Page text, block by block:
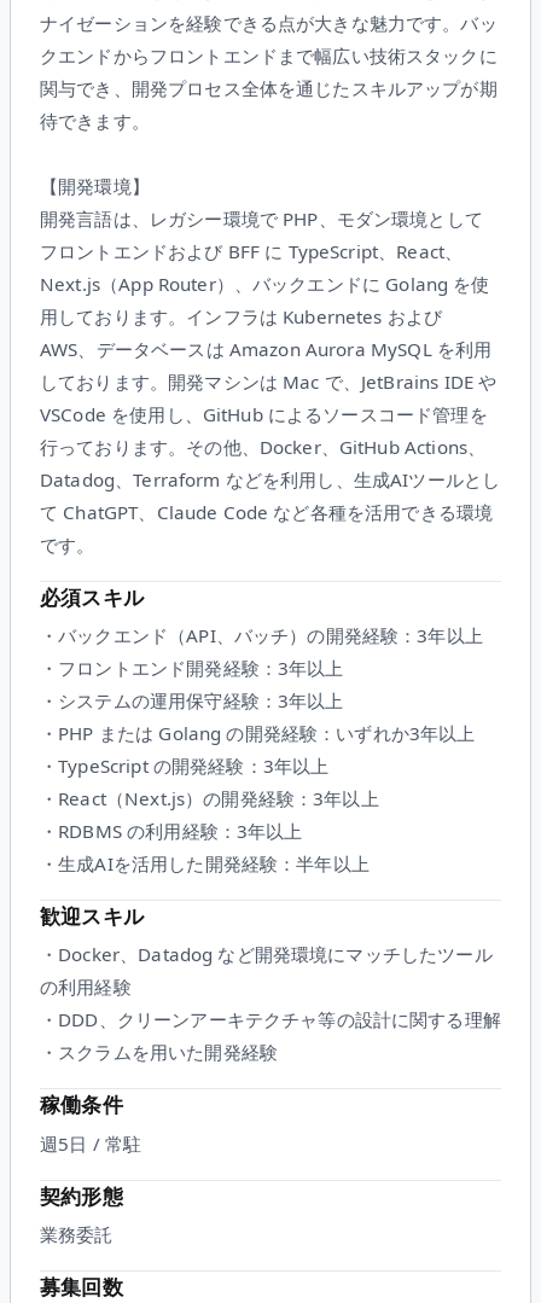
ナイゼーションを経験できる点が大きな魅力です。バッ
クエンドからフロントエンドまで幅広い技術スタックに
関与でき、開発プロセス全体を通じたスキルアップが期
待できます。
【開発環境】
開発言語は、レガシー環境で PHP、モダン環境として
フロントエンドおよび BFF に TypeScript、React、
Next.js（App Router）、バックエンドに Golang を使
用しております。インフラは Kubernetes および
AWS、データベースは Amazon Aurora MySQL を利用
しております。開発マシンは Mac で、JetBrains IDE や
VSCode を使用し、GitHub によるソースコード管理を
行っております。その他、Docker、GitHub Actions、
Datadog、Terraform などを利用し、生成AIツールとし
て ChatGPT、Claude Code など各種を活用できる環境
です。
必須スキル
・バックエンド（API、バッチ）の開発経験：3年以上
・フロントエンド開発経験：3年以上
・システムの運用保守経験：3年以上
・PHP または Golang の開発経験：いずれか3年以上
・TypeScript の開発経験：3年以上
・React（Next.js）の開発経験：3年以上
・RDBMS の利用経験：3年以上
・生成AIを活用した開発経験：半年以上
歓迎スキル
・Docker、Datadog など開発環境にマッチしたツール
の利用経験
・DDD、クリーンアーキテクチャ等の設計に関する理解
・スクラムを用いた開発経験
稼働条件
週5日 / 常駐
契約形態
業務委託
募集回数